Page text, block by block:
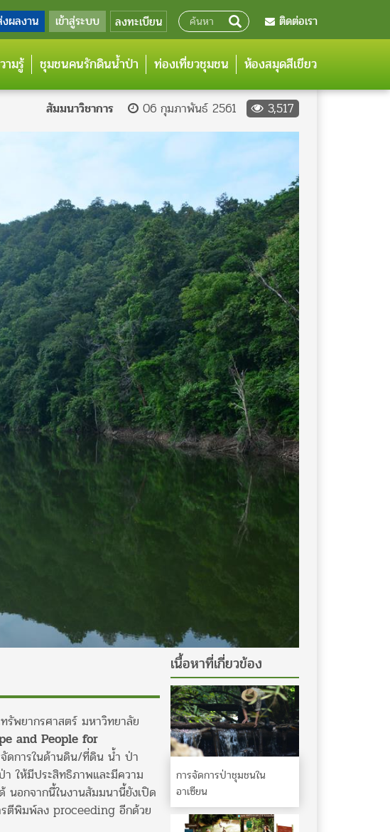
ผลงาน เข้าสู่ระบบ ลงทะเบียน ติดต่อเรา
ามรู้ ชุมชนคนรักดินน้ำป่า ท่องเที่ยวชุมชน ห้องสมุดสีเขียว
สัมมนาวิชาการ 06 กุมภาพันธ์ 2561 3,517
พยากรศาสตร์ มหาวิทยาลัย
and People for
จัดการในด้านดิน/ที่ดิน น้ำ ป่า
ให้มีประสิทธิภาพและมีความ
นอกจากนี้ในงานสัมมนานี้ยังเปิด
รตีพิมพ์ลง proceeding อีกด้วย
เนื้อหาที่เกี่ยวข้อง
การจัดการป่าชุมชนใน
อาเซียน